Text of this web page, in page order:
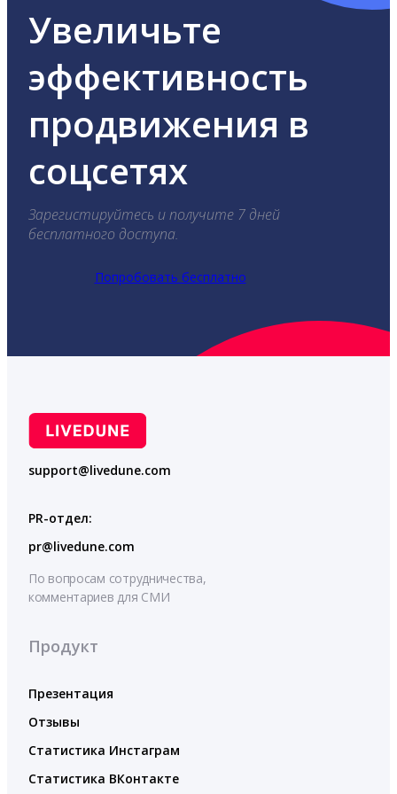
Увеличьте
эффективность
продвижения в
соцсетях
Зарегистируйтесь и получите 7 дней
бесплатного доступа.
Попробовать бесплатно
support@livedune.com
PR-отдел:
pr@livedune.com
По вопросам сотрудничества,
комментариев для СМИ
Продукт
Презентация
Отзывы
Статистика Инстаграм
Статистика ВКонтакте